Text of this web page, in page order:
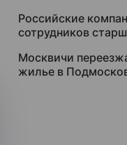
Российские
сотрудников
Москвичи
жилье в